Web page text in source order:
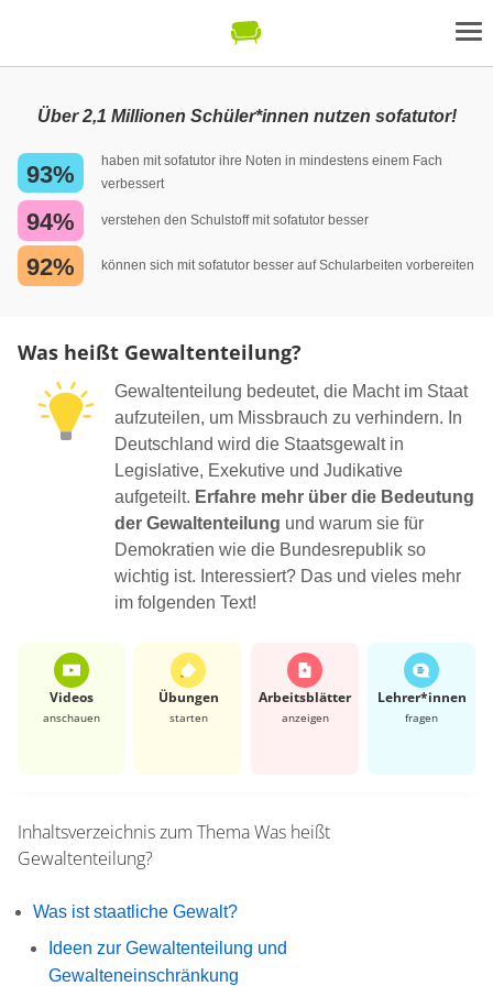
Über 2,1 Millionen Schüler*innen nutzen sofatutor!
93%
haben mit sofatutor ihre Noten in mindestens einem Fach
verbessert
94% verstehen den Schulstoff mit sofatutor besser
92% können sich mit sofatutor besser auf Schularbeiten vorbereiten
Was heißt Gewaltenteilung?
Gewaltenteilung bedeutet, die Macht im Staat
aufzuteilen, um Missbrauch zu verhindern. In
Deutschland wird die Staatsgewalt in
Legislative, Exekutive und Judikative
aufgeteilt. Erfahre mehr über die Bedeutung
der Gewaltenteilung und warum sie für
Demokratien wie die Bundesrepublik so
wichtig ist. Interessiert? Das und vieles mehr
im folgenden Text!
Videos
anschauen
Übungen
starten
Arbeits­blätter
anzeigen
Lehrer*​innen
fragen
Inhaltsverzeichnis zum ThemaWas heißt
Gewaltenteilung?
Was ist staatliche Gewalt?
Ideen zur Gewaltenteilung und
Gewalteneinschränkung